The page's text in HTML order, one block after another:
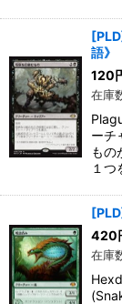
語》
120
在庫
ーチ
もの
１
420
在庫